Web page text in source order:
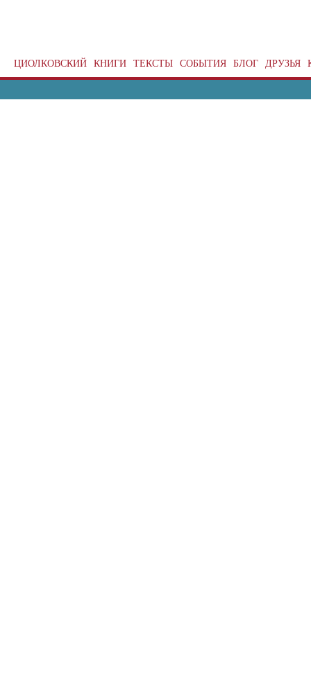
ЦИОЛКОВСКИЙ КНИГИ ТЕКСТЫ СОБЫТИЯ БЛОГ ДРУЗЬЯ